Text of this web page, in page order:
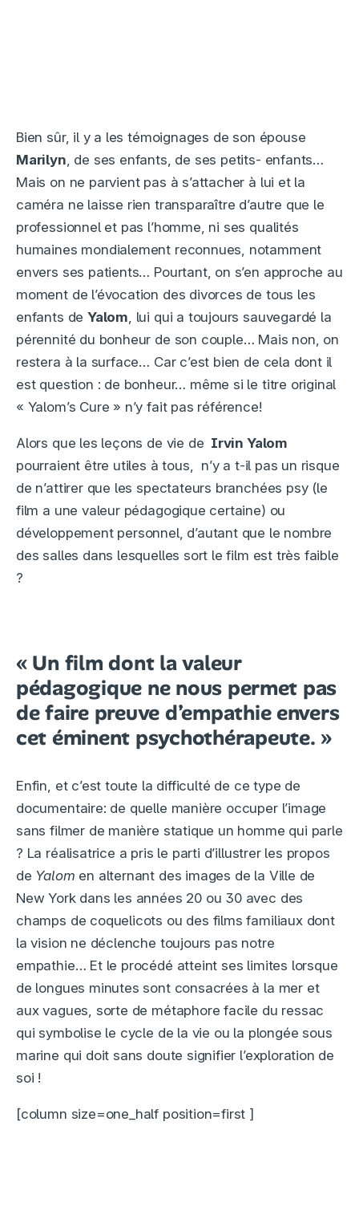
Bien sûr, il y a les témoignages de son épouse
Marilyn , de ses enfants, de ses petits- enfants…
Mais on ne parvient pas à s’attacher à lui et la
caméra ne laisse rien transparaître d’autre que le
professionnel et pas l’homme, ni ses qualités
humaines mondialement reconnues, notamment
envers ses patients… Pourtant, on s’en approche au
moment de l’évocation des divorces de tous les
enfants de Yalom , lui qui a toujours sauvegardé la
pérennité du bonheur de son couple… Mais non, on
restera à la surface… Car c’est bien de cela dont il
est question : de bonheur… même si le titre original
« Yalom’s Cure » n’y fait pas référence!
Alors que les leçons de vie de Irvin Yalom
pourraient être utiles à tous, n’y a t-il pas un risque
de n’attirer que les spectateurs branchées psy (le
film a une valeur pédagogique certaine) ou
développement personnel, d’autant que le nombre
des salles dans lesquelles sort le film est très faible
?
« Un film dont la valeur
pédagogique ne nous permet pas
de faire preuve d’empathie envers
cet éminent psychothérapeute. »
Enfin, et c’est toute la difficulté de ce type de
documentaire: de quelle manière occuper l’image
sans filmer de manière statique un homme qui parle
? La réalisatrice a pris le parti d’illustrer les propos
de Yalom en alternant des images de la Ville de
New York dans les années 20 ou 30 avec des
champs de coquelicots ou des films familiaux dont
la vision ne déclenche toujours pas notre
empathie… Et le procédé atteint ses limites lorsque
de longues minutes sont consacrées à la mer et
aux vagues, sorte de métaphore facile du ressac
qui symbolise le cycle de la vie ou la plongée sous
marine qui doit sans doute signifier l’exploration de
soi !
[column size=one_half position=first ]